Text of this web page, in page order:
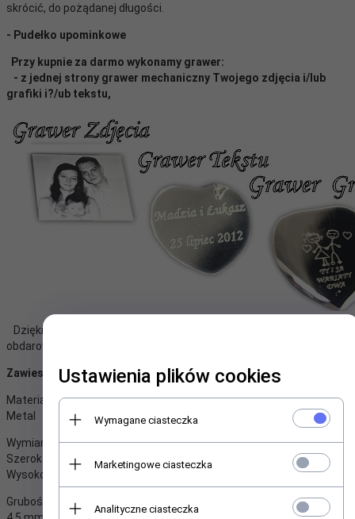
skrócić, do pożądanej długości.
- Pudełko upominkowe
Przy kupnie za darmo wykonamy grawer:
- z jednej strony grawer mechaniczny Twojego zdjęcia i/lub
grafiki i?/ub tekstu,
Dzięki indywidualnemu grawerowi produkt nabiera dla osoby
obdarowanej wartości sentymentalnej.
Zawieszka:
Materiał:
Metal
Wymiary całkowite zawieszki:
Szerokość 50mm
Wysokość 75 mm
Grubość zawieszki:
Ustawienia plików cookies
Wymagane ciasteczka
Marketingowe ciasteczka
Analityczne ciasteczka